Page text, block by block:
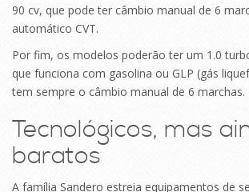
90 cv, que pode ter câmbio manual de 6
automático CVT.
Por fim, os modelos poderão ter um 1.0
que funciona com gasolina ou GLP (gás
tem sempre o câmbio manual de 6 marchas.
Tecnológicos, mas
baratos
A família Sandero estreia equipamentos de